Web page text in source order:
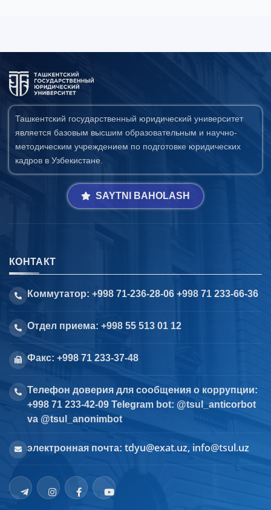
Ташкентский государственный юридический университет
является базовым высшим образовательным и научно-
методическим учреждением по подготовке юридических
кадров в Узбекистане.
SAYTNI BAHOLASH
КОНТАКТ
Коммутатор: +998 71-236-28-06 +998 71 233-66-36
Отдел приема: +998 55 513 01 12
Факс: +998 71 233-37-48
Телефон доверия для сообщения о коррупции:
+998 71 233-42-09 Telegram bot: @tsul_anticorbot
va @tsul_anonimbot
электронная почта: tdyu@exat.uz, info@tsul.uz